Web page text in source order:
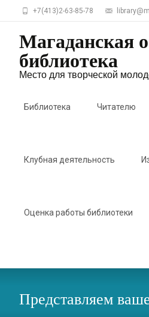
+7(413)2-63-85-78
Магаданская
библиотека
Место для творческой
Библиотека Читателю
Клубная деятельность
Оценка работы библиотеки
Представляем